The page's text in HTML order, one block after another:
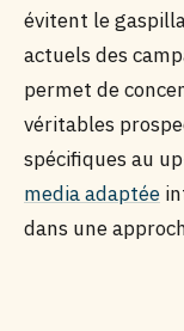
évitent le
actuels des
permet de
véritables
spécifiques au
media adaptée
dans une